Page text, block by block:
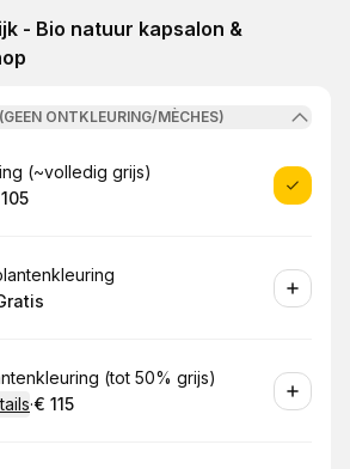
- Bio natuur kapsalon &
ONTKLEURING/MÈCHES)
(~volledig grijs)
Prijs:
(tot 50% grijs)
·
.Prijs:
€ 115